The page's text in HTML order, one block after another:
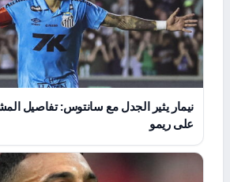
نيمار يثير الجدل مع سانتوس: تفاصيل
على ريمو